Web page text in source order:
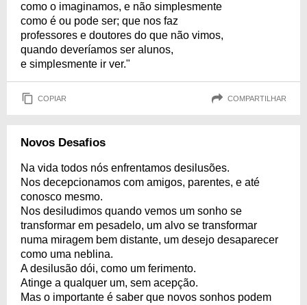
como o imaginamos, e não simplesmente
como é ou pode ser; que nos faz
professores e doutores do que não vimos,
quando deveríamos ser alunos,
e simplesmente ir ver."
COPIAR COMPARTILHAR
Novos Desafios
Na vida todos nós enfrentamos desilusões.
Nos decepcionamos com amigos, parentes, e até
conosco mesmo.
Nos desiludimos quando vemos um sonho se
transformar em pesadelo, um alvo se transformar
numa miragem bem distante, um desejo desaparecer
como uma neblina.
A desilusão dói, como um ferimento.
Atinge a qualquer um, sem acepção.
Mas o importante é saber que novos sonhos podem